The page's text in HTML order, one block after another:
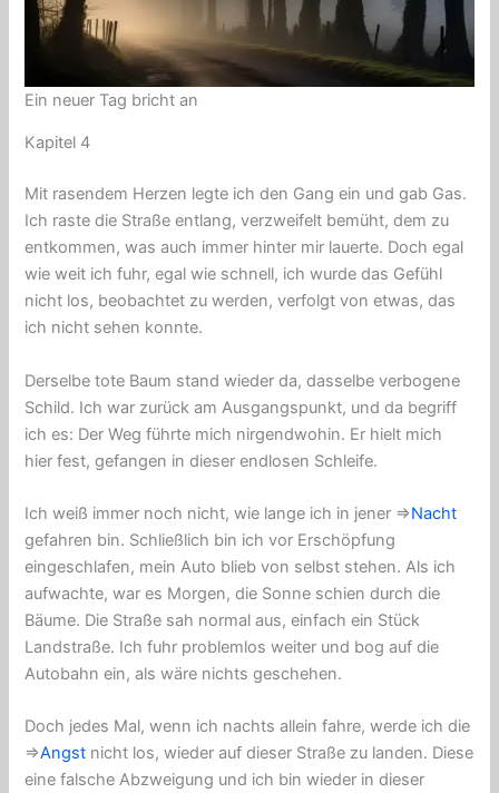
Ein neuer Tag bricht an
Kapitel 4
Mit rasendem Herzen legte ich den Gang ein und gab Gas.
Ich raste die Straße entlang, verzweifelt bemüht, dem zu
entkommen, was auch immer hinter mir lauerte. Doch egal
wie weit ich fuhr, egal wie schnell, ich wurde das Gefühl
nicht los, beobachtet zu werden, verfolgt von etwas, das
ich nicht sehen konnte.
Derselbe tote Baum stand wieder da, dasselbe verbogene
Schild. Ich war zurück am Ausgangspunkt, und da begriff
ich es: Der Weg führte mich nirgendwohin. Er hielt mich
hier fest, gefangen in dieser endlosen Schleife.
Ich weiß immer noch nicht, wie lange ich in jener ⇒Nacht
gefahren bin. Schließlich bin ich vor Erschöpfung
eingeschlafen, mein Auto blieb von selbst stehen. Als ich
aufwachte, war es Morgen, die Sonne schien durch die
Bäume. Die Straße sah normal aus, einfach ein Stück
Landstraße. Ich fuhr problemlos weiter und bog auf die
Autobahn ein, als wäre nichts geschehen.
Doch jedes Mal, wenn ich nachts allein fahre, werde ich die
⇒Angst nicht los, wieder auf dieser Straße zu landen. Diese
eine falsche Abzweigung und ich bin wieder in dieser